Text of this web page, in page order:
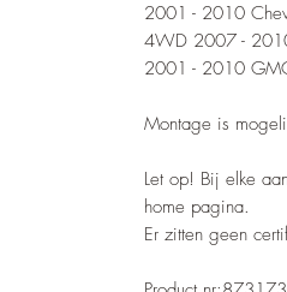
2001 - 2010
4WD 2007 -
2001 - 2010
Montage is
Let op! Bij elke
home pagina.
Er zitten geen